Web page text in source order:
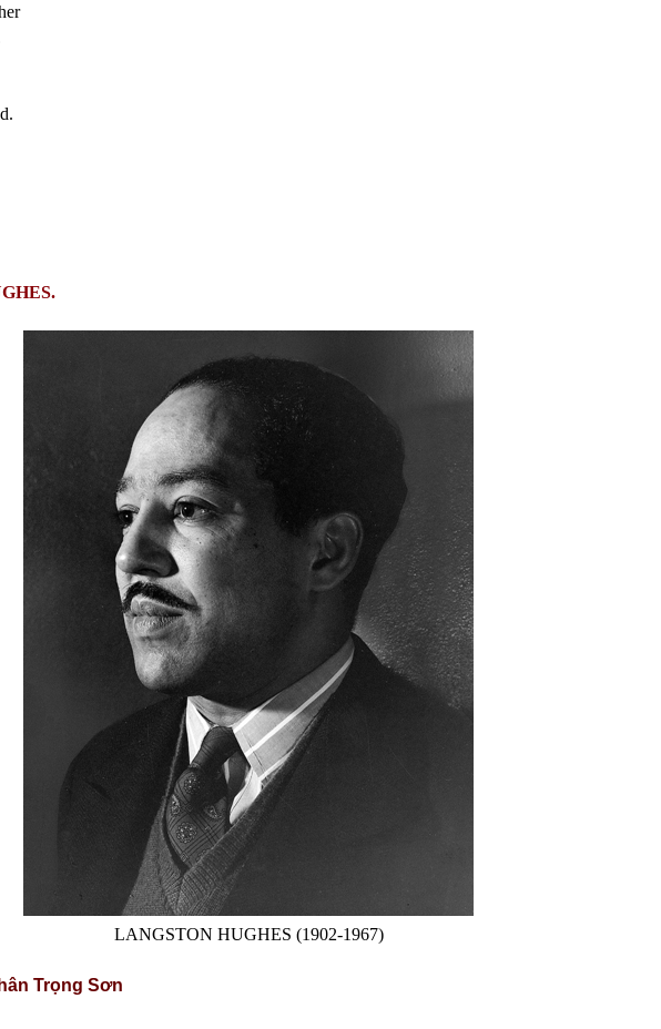
her
LANGSTON HUGHES (1902-1967)
Trọng Sơn